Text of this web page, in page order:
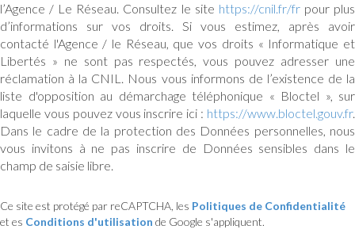
l’Agence / Le Réseau. Consultez le site https://cnil.fr/frpour plus
d’informations sur vos droits. Si vous estimez, après avoir
contacté l'Agence / le Réseau, que vos droits « Informatique et
Libertés » ne sont pas respectés, vous pouvez adresser une
réclamation à la CNIL. Nous vous informons de l’existence de la
liste d'opposition au démarchage téléphonique « Bloctel », sur
laquelle vous pouvez vous inscrire ici : https://www.bloctel.gouv.fr.
Dans le cadre de la protection des Données personnelles, nous
vous invitons à ne pas inscrire de Données sensibles dans le
champ de saisie libre.
Ce site est protégé par reCAPTCHA, les Politiques de Confidentialité
et es Conditions d'utilisation de Google s'appliquent.